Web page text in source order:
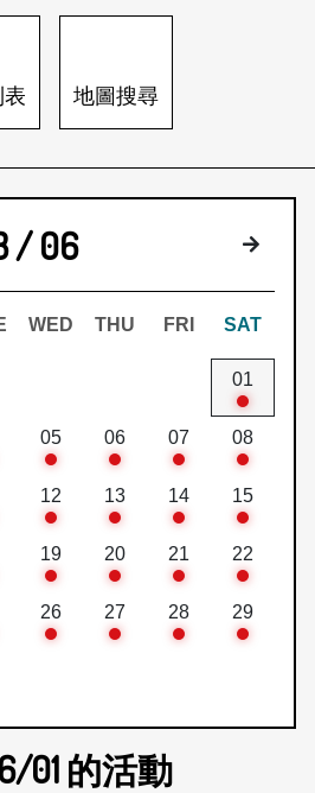
登入/註冊
地圖搜尋
/ 06 下個月
WED THU FRI SAT
01
05 06 07 08
12 13 14 15
19 20 21 22
26 27 28 29
01 的活動